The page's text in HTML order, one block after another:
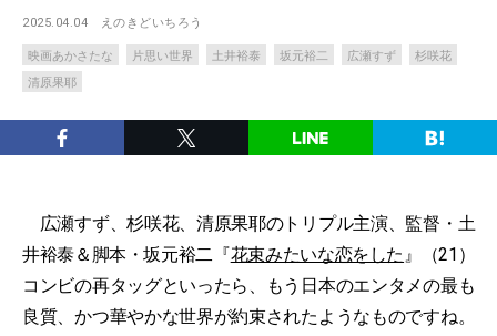
2025.04.04 えのきどいちろう
映画あかさたな 片思い世界 土井裕泰 坂元裕二 広瀬すず
杉咲花
清原果耶
広瀬すず、杉咲花、清原果耶のトリプル主演、監督・土
井裕泰＆脚本・坂元裕二『花束みたいな恋をした 』（21）
コンビの再タッグといったら、もう日本のエンタメの最も
良質、かつ華やかな世界が約束されたようなものですね。